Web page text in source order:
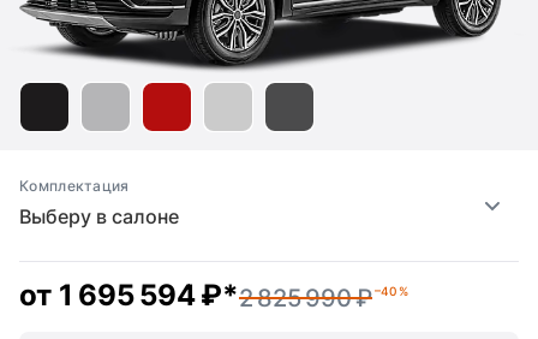
Выберу в салоне
Комплектация
от 1 695 594 ₽*2 825 990 ₽–40 %